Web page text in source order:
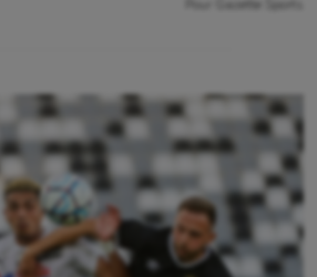
Gazette Sports